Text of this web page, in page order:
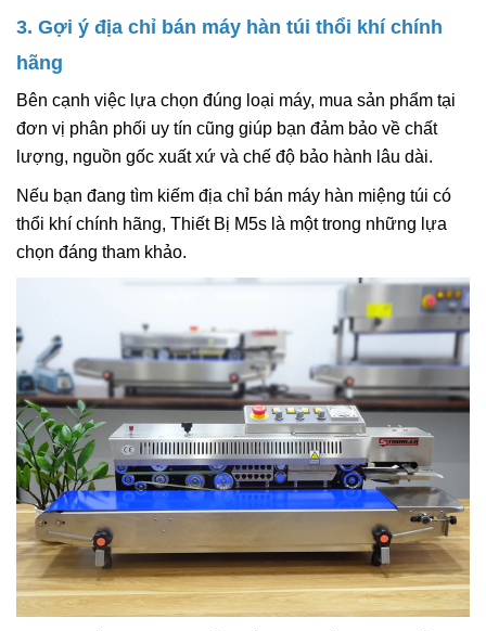
3. Gợi ý địa chỉ bán máy hàn túi thổi khí chính
hãng
Bên cạnh việc lựa chọn đúng loại máy, mua sản phẩm tại
đơn vị phân phối uy tín cũng giúp bạn đảm bảo về chất
lượng, nguồn gốc xuất xứ và chế độ bảo hành lâu dài.
Nếu bạn đang tìm kiếm địa chỉ bán máy hàn miệng túi có
thổi khí chính hãng, Thiết Bị M5s là một trong những lựa
chọn đáng tham khảo.